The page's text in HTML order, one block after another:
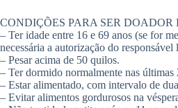
CONDIÇÕES PARA SER DOADOR
– Ter idade entre 16 e 69 anos (se for
necessária a autorização do responsável
– Pesar acima de 50 quilos.
– Ter dormido normalmente nas últimas
– Estar alimentado, com intervalo de
– Evitar alimentos gordurosos na